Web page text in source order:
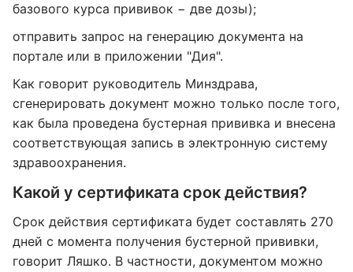
базового курса прививок − две дозы);
отправить запрос на генерацию документа на
портале или в приложении "Дия".
Как говорит руководитель Минздрава,
сгенерировать документ можно только после того,
как была проведена бустерная прививка и внесена
соответствующая запись в электронную систему
здравоохранения.
Какой у сертификата срок действия?
Срок действия сертификата будет составлять 270
дней с момента получения бустерной прививки,
говорит Ляшко. В частности, документом можно